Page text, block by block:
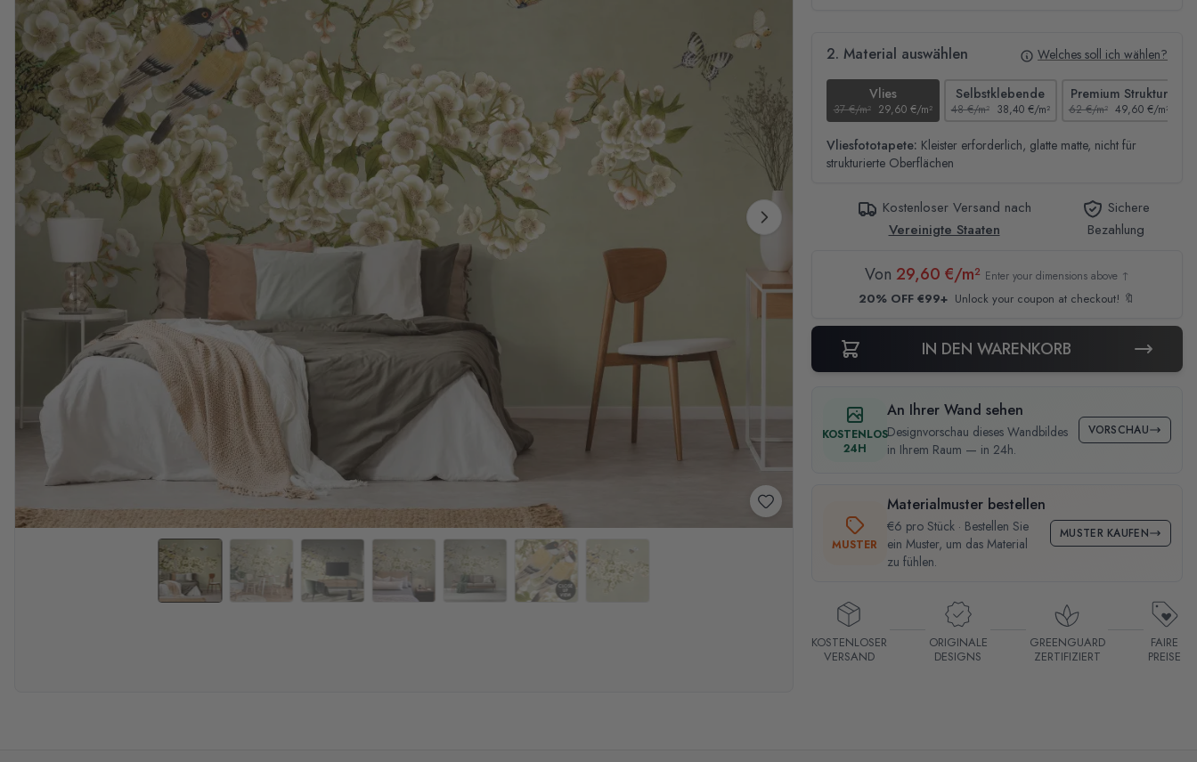
2. Material auswählen Welches soll ich wählen?
Vlies
37 €/m² 29,60 €/m²
Selbstklebende
48 €/m² 38,40 €/m²
Premium Struktur
62 €/m² 49,60 €/m²
Vliesfototapete: Kleister erforderlich, glatte matte, nicht für
strukturierte Oberflächen
Kostenloser Versand nach
Vereinigte Staaten
Sichere
Bezahlung
Von 29,60 €/m² Enter your dimensions above ↑
20% OFF €99+ Unlock your coupon at checkout! 🔖
IN DEN WARENKORB
KOSTENLOS
24H
An Ihrer Wand sehen
Designvorschau dieses Wandbildes
in Ihrem Raum — in 24h.
VORSCHAU
MUSTER
Materialmuster bestellen
€6 pro Stück · Bestellen Sie
ein Muster, um das Material
zu fühlen.
MUSTER KAUFEN
KOSTENLOSER
VERSAND
ORIGINALE
DESIGNS
GREENGUARD
ZERTIFIZIERT
FAIRE
PREISE